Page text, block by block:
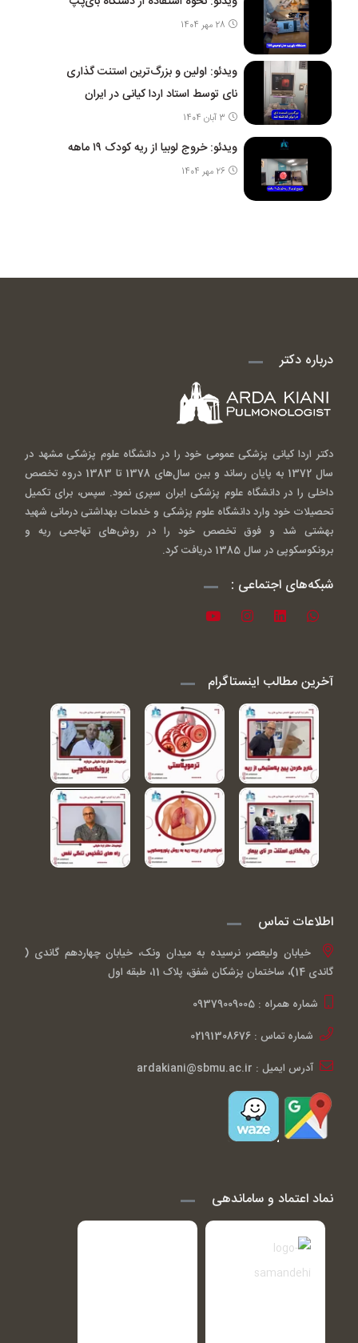
28 مهر 1404
ویدئو: اولین و بزرگ‌ترین استنت گذاری
نای توسط استاد اردا کیانی در ایران
3 آبان 1404
ویدئو: خروج لوبیا از ریه کودک ۱۹ ماهه
26 مهر 1404
درباره دکتر
دکتر اردا کیانی پزشکی عمومی خود را در دانشگاه علوم پزشکی مشهد در
سال 1372 به پایان رساند و بین سال‌های 1378 تا 1383 دروه تخصص
داخلی را در دانشگاه علوم پزشکی ایران سپری نمود. سپس، برای تکمیل
تحصیلات خود وارد دانشگاه علوم پزشکی و خدمات بهداشتی درمانی شهید
بهشتی شد و فوق تخصص خود را در روش‌های تهاجمی ریه و
برونکوسکوپی در سال 1385 دریافت کرد.
شبکه‌های اجتماعی :
آخرین مطالب اینستاگرام
اطلاعات تماس
خیابان ولیعصر، نرسیده به میدان ونک، خیابان چهاردهم گاندی (
گاندی 14)، ساختمان پزشکان شفق، پلاک 11، طبقه اول
شماره همراه : 09379009005
شماره تماس : 02191308676
آدرس ایمیل : ardakiani@sbmu.ac.ir
نماد اعتماد و ساماندهی